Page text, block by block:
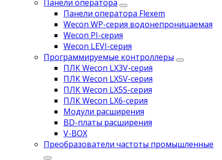
Панели оператора
Панели оператора Flexem
Wecon WP-серия водонепроницаемая
Wecon PI-серия
Wecon LEVI-серия
Программируемые контроллеры
ПЛК Wecon LX3V-серия
ПЛК Wecon LX5V-серия
ПЛК Wecon LX5S-серия
ПЛК Wecon LX6-серия
Модули расширения
BD-платы расширения
V-BOX
Преобразователи частоты промышленные